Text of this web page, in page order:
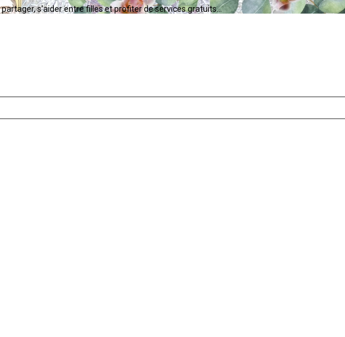
s'aider entre filles et profiter de services gratuits...